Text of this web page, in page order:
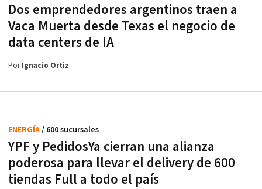
Dos emprendedores argentinos traen a
Vaca Muerta desde Texas el negocio de
data centers de IA
PorIgnacio Ortiz
YPF y PedidosYa cierran una alianza
poderosa para llevar el delivery de 600
tiendas Full a todo el país
ENERGÍA/ 600 sucursales